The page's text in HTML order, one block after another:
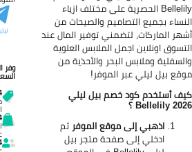
Bellelily الحصرية على مختلف ازياء
بجميع التصاميم والصيحات من
الماركات، لتضمني توفير المال عند
اونلاين اجمل الملابس العلوية
وملابس البحر والأحذية من
بيل ليلي عبر الموفر!
أستخدم كود خصم بيل ليلي
Bellelily؟
اذهبي إلى موقع الموفرثم
ادخلي إلى صفحة متجر بيل
وفر